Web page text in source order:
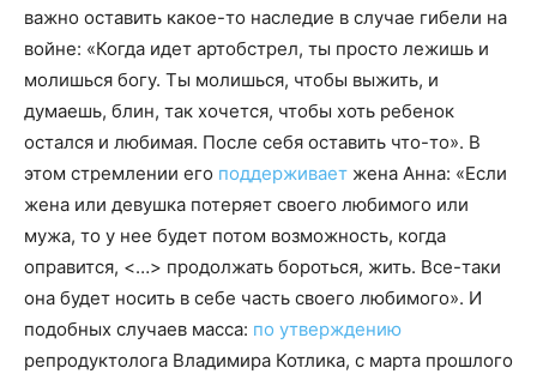
важно оставить какое-то наследие в случае гибели на
войне: «Когда идет артобстрел, ты просто лежишь и
молишься богу. Ты молишься, чтобы выжить, и
думаешь, блин, так хочется, чтобы хоть ребенок
остался и любимая. После себя оставить что-то». В
этом стремлении его поддерживает жена Анна: «Если
жена или девушка потеряет своего любимого или
мужа, то у нее будет потом возможность, когда
оправится, <…> продолжать бороться, жить. Все-таки
она будет носить в себе часть своего любимого». И
подобных случаев масса: по утверждению
репродуктолога Владимира Котлика, с марта прошлого